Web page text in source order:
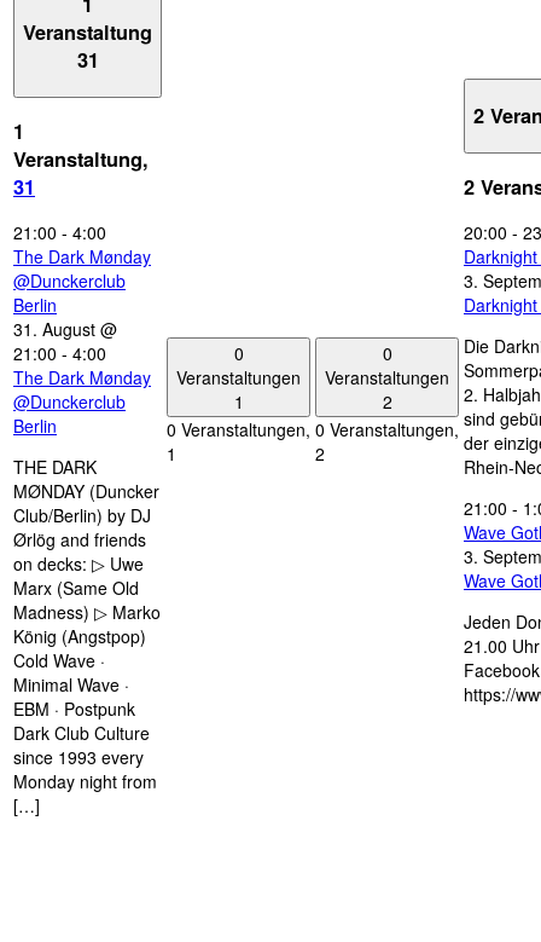
Veranstaltung
31
1
Veranstaltung,
31
21:00 - 4:00
The Dark Mønday
@Dunckerclub
Berlin
31. August @
21:00 - 4:00
The Dark Mønday
@Dunckerclub
Berlin
THE DARK
MØNDAY (Duncker
Club/Berlin) by DJ
Ørlög and friends
on decks: ▷ Uwe
Marx (Same Old
Madness) ▷ Marko
König (Angstpop)
Cold Wave ·
Minimal Wave ·
EBM · Postpunk
Dark Club Culture
since 1993 every
Monday night from
[…]
0
Veranstaltungen
1
0 Veranstaltungen,
1
0
Veranstaltungen
2
0 Veranstaltungen,
2
2
2
20:00 -
3.
Die
2.
sind
der
Rhein-
21:00 -
Wave
3.
Wave
Jeden
21.00
https://